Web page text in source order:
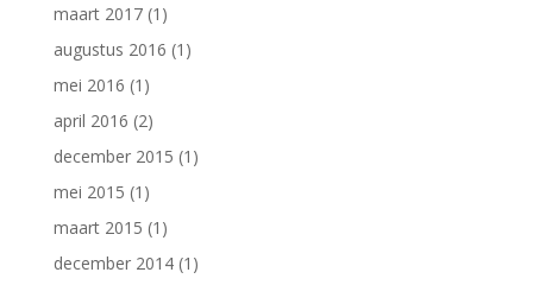
maart 2017(1)
augustus 2016 (1)
mei 2016 (1)
april 2016 (2)
december 2015 (1)
mei 2015 (1)
maart 2015 (1)
december 2014(1)